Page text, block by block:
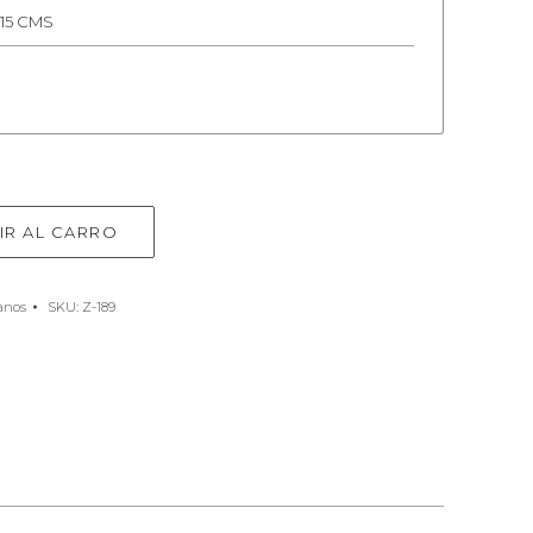
CMS
AL CARRO
SKU: Z-189